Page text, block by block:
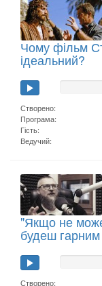
Чому фільм
ідеальний?
Створено:
Програма:
Гість:
Ведучий:
"Якщо не
будеш гарним
Створено: